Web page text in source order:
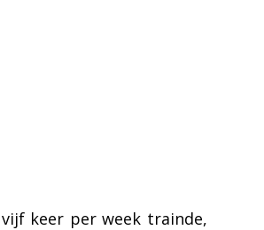
keer per week trainde,